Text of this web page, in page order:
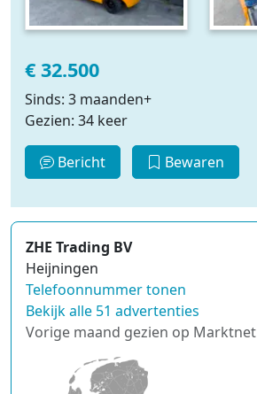
€ 32.500
Sinds: 3 maanden+
Gezien: 34 keer
Bericht Bewaren
ZHE Trading BV
Heijningen
Telefoonnummer tonen
Bekijk alle 51 advertenties
Vorige maand gezien op Marktnet